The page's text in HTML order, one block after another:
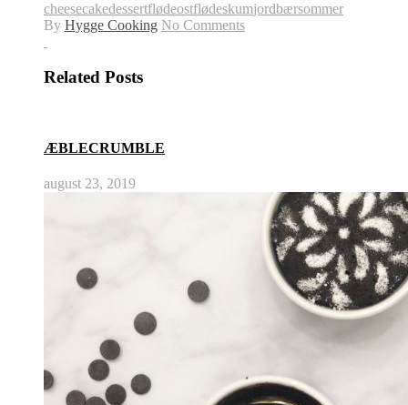
cheesecakedessertflødeostflødeskumjordbærsommer
By Hygge Cooking No Comments
Related Posts
ÆBLECRUMBLE
august 23, 2019